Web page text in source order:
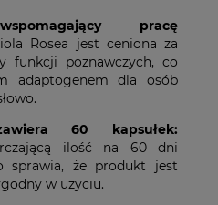
pracę
Rosea jest ceniona za
funkcji poznawczych, co
adaptogenem dla osób
60 kapsułek:
ilość na 60 dni
sprawia, że produkt jest
w użyciu.